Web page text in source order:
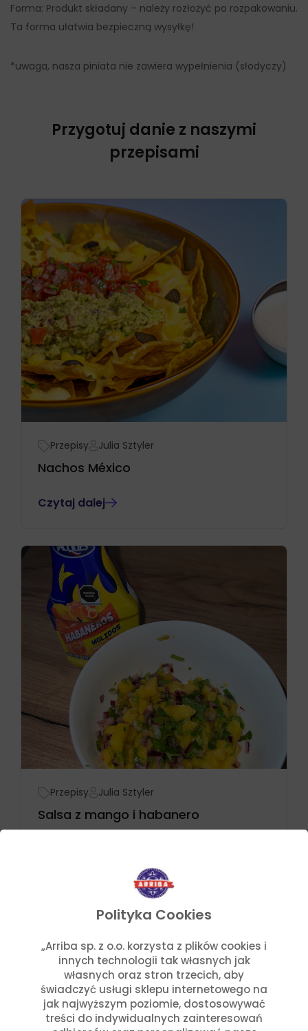
Polityka Cookies
„Arriba sp. z o.o. korzysta z plików cookies i
innych technologii tak własnych jak
własnych oraz stron trzecich, aby
świadczyć usługi sklepu internetowego na
jak najwyższym poziomie, dostosowywać
treści do indywidualnych zainteresowań
Forma: Produkt składany – należy rozłożyć po rozpakowaniu.
Ta forma ułatwia bezpieczną wysyłkę!
*uwaga, nasza piniata nie zawiera wypełnienia (słodyczy)
Przygotuj danie z naszymi
przepisami
Przepisy Julia Sztyler
Nachos México
Czytaj dalej
Przepisy Julia Sztyler
Salsa z mango i habanero